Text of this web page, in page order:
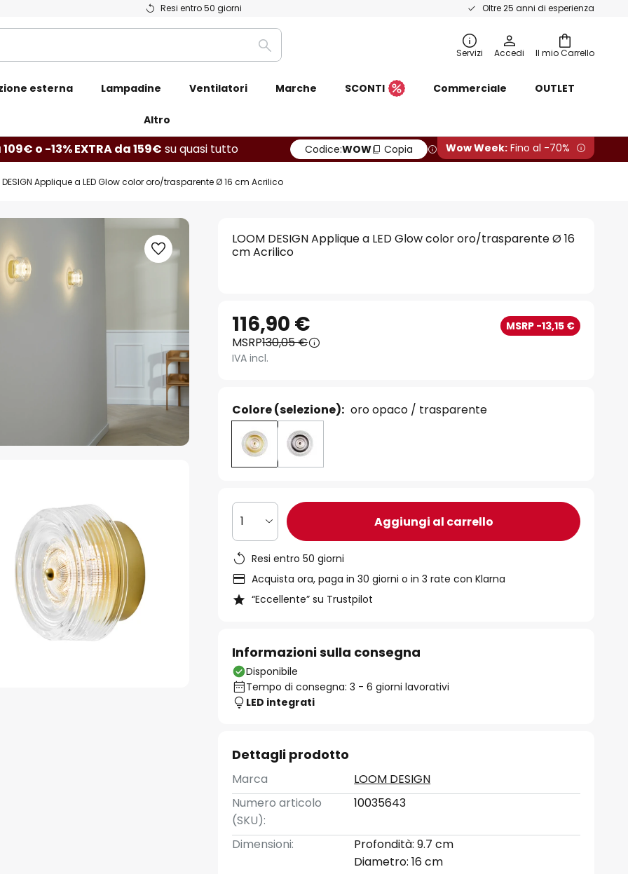
Resi entro 50 giorni Oltre 25 anni di esperienza
Il mio Carrello
Ricerca Servizi Accedi
esterna Lampadine Ventilatori Marche SCONTI Commerciale OUTLET
Altro
109€ o -13% EXTRA da 159€ su quasi tutto Codice:WOW Copia Wow Week: Fino al -70%
DESIGN Applique a LED Glow color oro/trasparente Ø 16 cm Acrilico
LOOM DESIGN Applique a LED Glow color oro/trasparente Ø 16
cm Acrilico
116,90 € MSRP -13,15 €
MSRP130,05 €
IVA incl.
Colore (selezione): oro opaco / trasparente
1 Aggiungi al carrello
Resi entro 50 giorni
Acquista ora, paga in 30 giorni o in 3 rate con Klarna
“Eccellente” su Trustpilot
Informazioni sulla consegna
Disponibile
Tempo di consegna: 3 - 6 giorni lavorativi
LED integrati
Dettagli prodotto
Marca
LOOM DESIGN
Numero articolo
(SKU):
10035643
Dimensioni:
Profondità: 9.7 cm
Diametro: 16 cm